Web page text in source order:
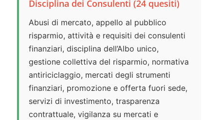
Disciplina dei Consulenti (24 quesiti)
Abusi di mercato, appello al pubblico
risparmio, attività e requisiti dei consulenti
finanziari, disciplina dell’Albo unico,
gestione collettiva del risparmio, normativa
antiriciclaggio, mercati degli strumenti
finanziari, promozione e offerta fuori sede,
servizi di investimento, trasparenza
contrattuale, vigilanza su mercati e